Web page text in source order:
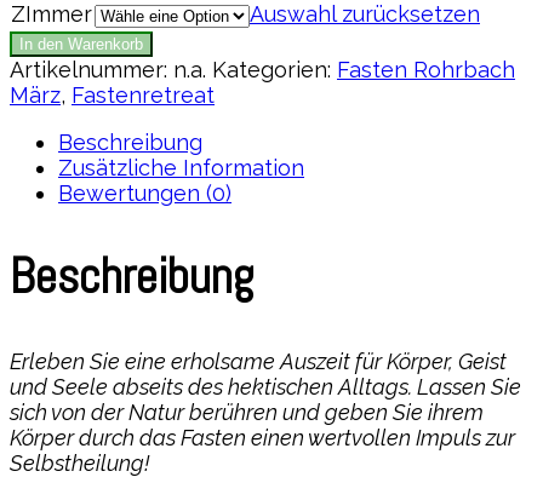
ZImmer
Auswahl zurücksetzen
In den Warenkorb
Artikelnummer: n.a. Kategorien: Fasten Rohrbach
März, Fastenretreat
Beschreibung
Zusätzliche Information
Bewertungen (0)
Beschreibung
Erleben Sie eine erholsame Auszeit für Körper, Geist
und Seele abseits des hektischen Alltags. Lassen Sie
sich von der Natur berühren und geben Sie ihrem
Körperdurch das Fasten einen wertvollen Impuls zur
Selbstheilung!